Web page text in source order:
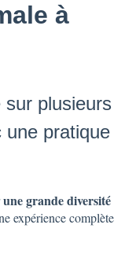
à
plusieurs
une pratique
une grande diversité
expérience complète